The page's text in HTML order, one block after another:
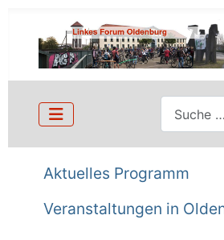
Suchen
Aktuelles Programm
Veranstaltungen in